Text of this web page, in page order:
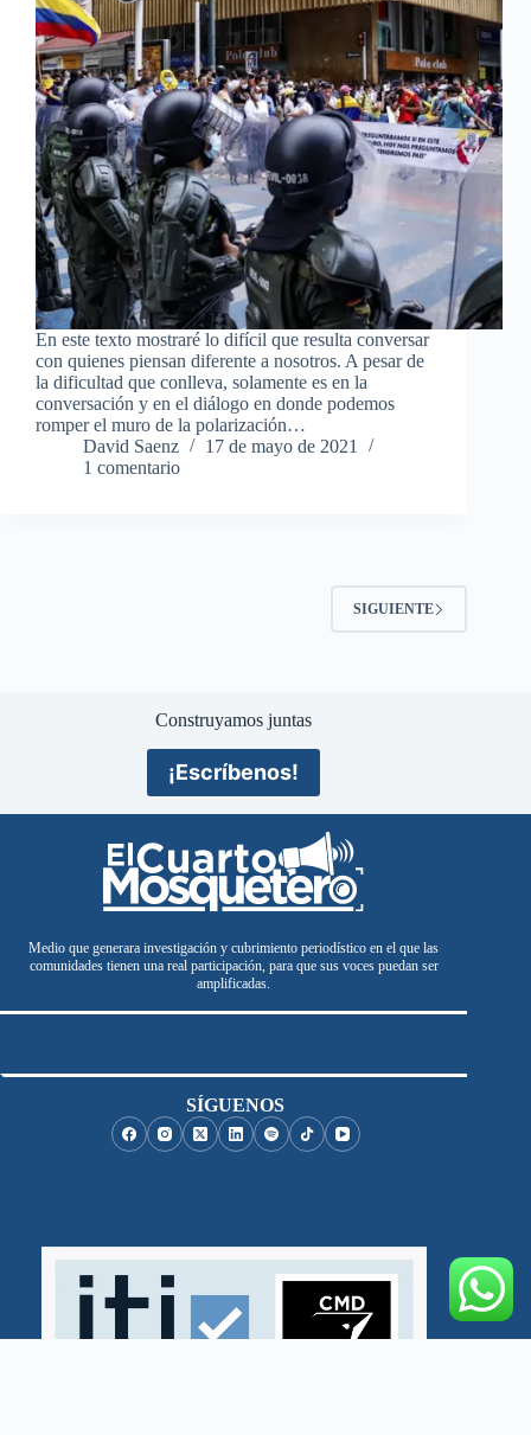
En este texto mostraré lo difícil que resulta conversar
con quienes piensan diferente a nosotros. A pesar de
la dificultad que conlleva, solamente es en la
conversación y en el diálogo en donde podemos
romper el muro de la polarización…
David Saenz
17 de mayo de 2021
1 comentario
SIGUIENTE
Construyamos juntas
¡Escríbenos!
Medio que generara investigación y cubrimiento periodístico en el que las
comunidades tienen una real participación, para que sus voces puedan ser
amplificadas.
SÍGUENOS